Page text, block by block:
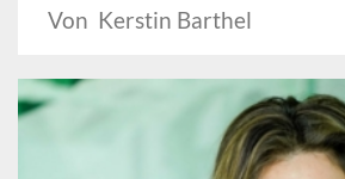
Von Kerstin Barthel